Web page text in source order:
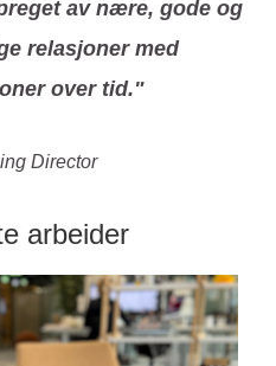
av nære, gode og
relasjoner med
over tid."
Director
arbeider